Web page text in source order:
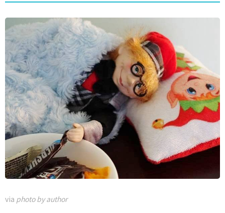
via photo by author